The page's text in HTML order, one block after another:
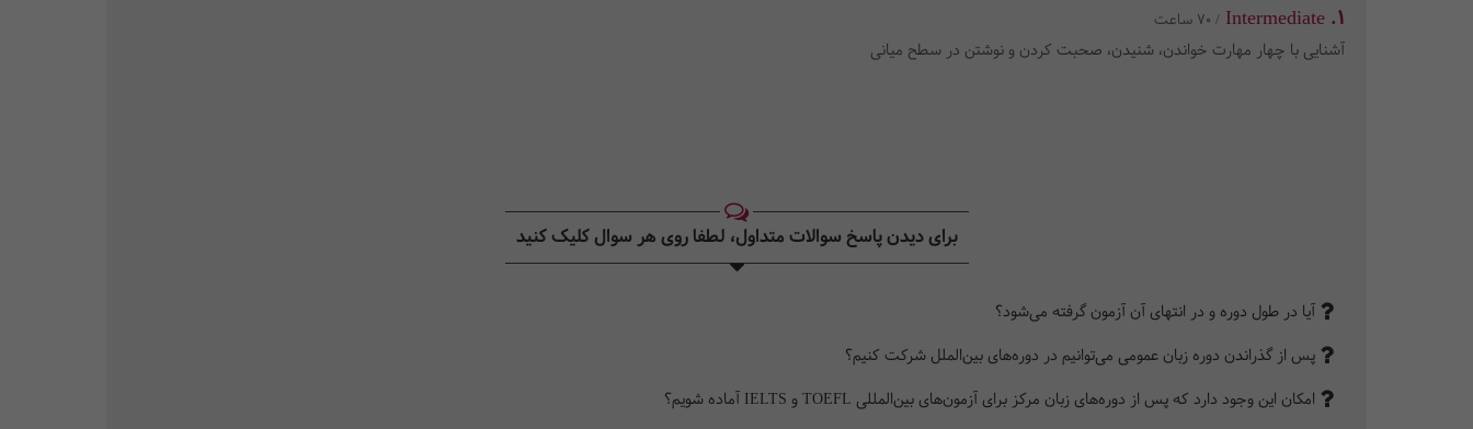
1. Intermediate / 70 ساعت
آشنایی با چهار مهارت خواندن، شنیدن، صحبت کردن و نوشتن در سطح میانی
برای دیدن پاسخ سوالات متداول، لطفا روی هر سوال کلیک کنید‎
آیا در طول دوره و در انتهای آن آزمون گرفته می‌شود؟
پس از گذراندن دوره زبان عمومی می‌توانیم در دوره‌های بین‌الملل شرکت کنیم؟
امکان این وجود دارد که پس از دوره‌های زبان مرکز برای آزمون‌های بین‌المللی TOEFL و IELTS آماده شویم؟